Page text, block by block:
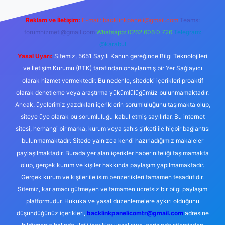
Reklam ve İletişim: E-mail: backlinkpaneli@gmail.com Teams:
forumhizmeti@gmail.com Whatsapp: 0262 606 0 726 Telegram:
@karabul
Yasal Uyarı: Sitemiz, 5651 Sayılı Kanun gereğince Bilgi Teknolojileri
ve İletişim Kurumu (BTK) tarafından onaylanmış bir Yer Sağlayıcı
olarak hizmet vermektedir. Bu nedenle, sitedeki içerikleri proaktif
olarak denetleme veya araştırma yükümlülüğümüz bulunmamaktadır.
Ancak, üyelerimiz yazdıkları içeriklerin sorumluluğunu taşımakta olup,
siteye üye olarak bu sorumluluğu kabul etmiş sayılırlar. Bu internet
sitesi, herhangi bir marka, kurum veya şahıs şirketi ile hiçbir bağlantısı
bulunmamaktadır. Sitede yalnızca kendi hazırladığımız makaleler
paylaşılmaktadır. Burada yer alan içerikler haber niteliği taşımamakta
olup, gerçek kurum ve kişiler hakkında paylaşım yapılmamaktadır.
Gerçek kurum ve kişiler ile isim benzerlikleri tamamen tesadüfidir.
Sitemiz, kar amacı gütmeyen ve tamamen ücretsiz bir bilgi paylaşım
platformudur. Hukuka ve yasal düzenlemelere aykırı olduğunu
düşündüğünüz içerikleri, backlinkpanelicomtr@gmail.comadresine